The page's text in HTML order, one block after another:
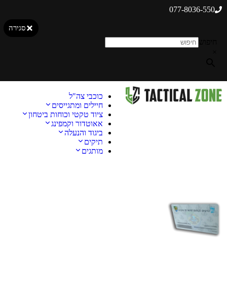
077-8036-550
סגירה
כוכבי צה"ל
חיילים ומתגייסים
ציוד טקטי וכוחות ביטחון
אאוטדור וקמפינג
ביגוד והנעלה
תיקים
מותגים